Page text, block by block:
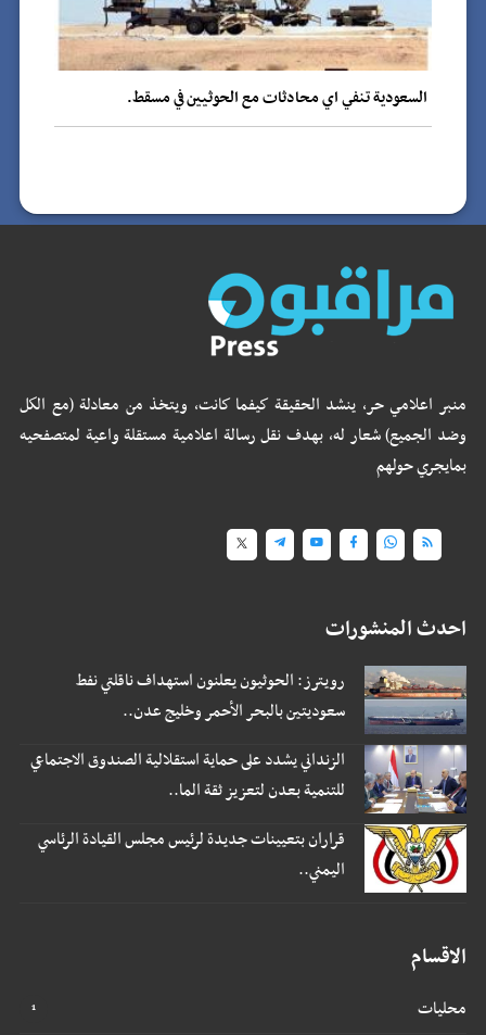
السعودية تنفي اي محادثات مع الحوثيين في مسقط.
منبر اعلامي حر، ينشد الحقيقة كيفما كانت، ويتخذ من معادلة (مع الكل
وضد الجميع) شعار له، بهدف نقل رسالة اعلامية مستقلة واعية لمتصفحيه
بمايجري حولهم
احدث المنشورات
رويترز: الحوثيون يعلنون استهداف ناقلتي نفط
سعوديتين بالبحر الأحمر وخليج عدن..
الزنداني يشدد على حماية استقلالية الصندوق الاجتماعي
للتنمية بعدن لتعزيز ثقة الما..
قراران بتعيينات جديدة لرئيس مجلس القيادة الرئاسي
اليمني..
الاقسام
محليات